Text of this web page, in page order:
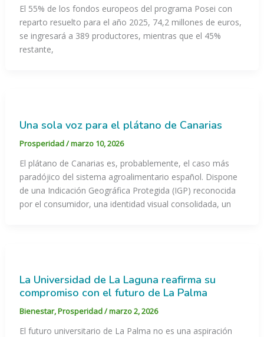
El 55% de los fondos europeos del programa Posei con
reparto resuelto para el año 2025, 74,2 millones de euros,
se ingresará a 389 productores, mientras que el 45%
restante,
Una sola voz para el plátano de Canarias
Prosperidad/marzo 10, 2026
El plátano de Canarias es, probablemente, el caso más
paradójico del sistema agroalimentario español. Dispone
de una Indicación Geográfica Protegida (IGP) reconocida
por el consumidor, una identidad visual consolidada, un
La Universidad de La Laguna reafirma su
compromiso con el futuro de La Palma
Bienestar,Prosperidad/marzo 2, 2026
El futuro universitario de La Palma no es una aspiración